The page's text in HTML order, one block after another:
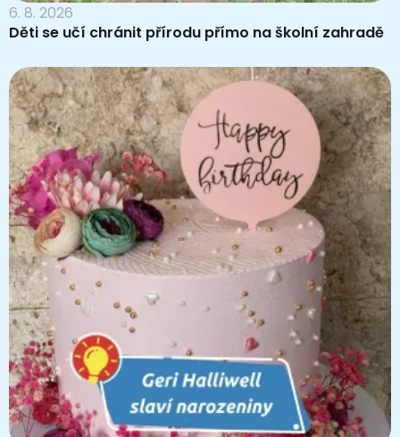
6. 8. 2026
Děti se učí chránit přírodu přímo na školní zahradě